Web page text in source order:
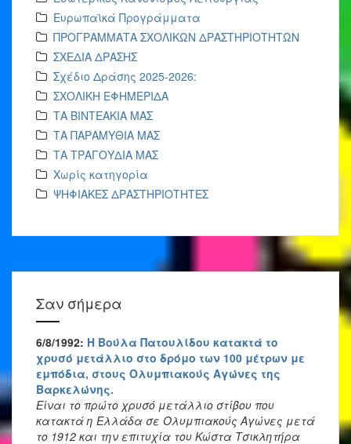
Ευρωπαϊκά Προγράμματα
ΠΡΟΓΡΑΜΜΑΤΑ ΣΧΟΛΙΚΩΝ ΔΡΑΣΤΗΡΙΟΤΗΤΩΝ
ΣΧΕΔΙΑ ΔΡΑΣΗΣ
Σχέδιο Δράσης 2025-2026:
ΣΧΟΛΙΚΗ ΕΦΗΜΕΡΙΔΑ
ΤΑ ΒΙΝΤΕΑΚΙΑ ΜΑΣ
ΤΑ ΠΑΡΑΜΥΘΙΑ ΜΑΣ
ΤΑ ΤΡΑΓΟΥΔΙΑ ΜΑΣ
Χωρίς κατηγορία
ΨΗΦΙΑΚΕΣ ΔΡΑΣΤΗΡΙΟΤΗΤΕΣ
Σαν σήμερα
6/8/1992: Η Βούλα Πατουλίδου κατακτά το
χρυσό μετάλλιο στο δρόμο των 100 μέτρων με
εμπόδια, στους Ολυμπιακούς Αγώνες της
Βαρκελώνης.
Είναι το πρώτο χρυσό μετάλλιο στίβου που
κατακτά η Ελλάδα σε Ολυμπιακούς Αγώνες μετά
το 1912 και την επιτυχία του Κώστα Τσικλητήρα